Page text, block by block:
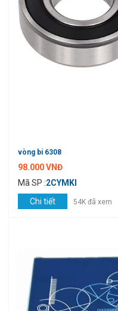
vòng bi 6308
98.000 VNĐ
Mã SP :2CYMKI
Chi tiết
54K đã xem